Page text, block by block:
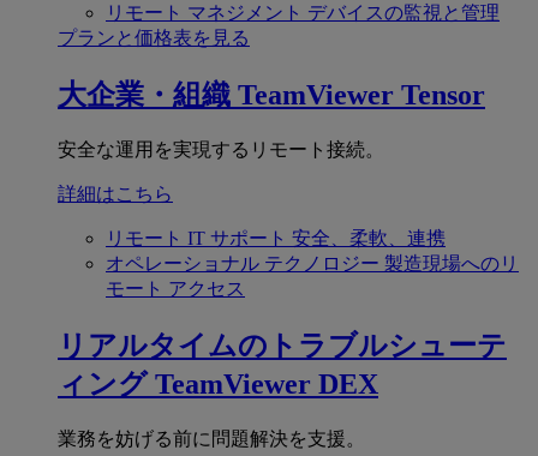
リモート マネジメント デバイスの監視と管理
プランと価格表を見る
大企業・組織 TeamViewer Tensor
安全な運用を実現するリモート接続。
詳細はこちら
リモート IT サポート 安全、柔軟、連携
オペレーショナル テクノロジー 製造現場へのリ
モート アクセス
リアルタイムのトラブルシューテ
ィング TeamViewer DEX
業務を妨げる前に問題解決を支援。